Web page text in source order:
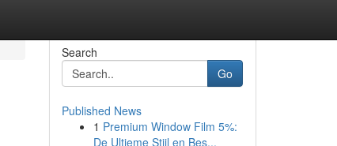
Search
Go
Published News
1 Premium Window Film 5%:
De Ultieme Stijl en Bes...